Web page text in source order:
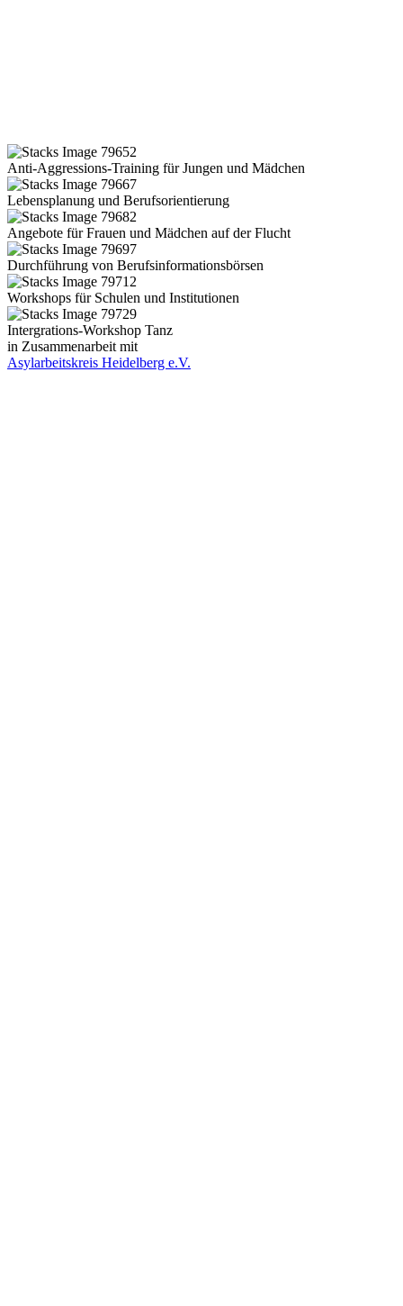
Anti-Aggressions-Training für Jungen und Mädchen
Lebensplanung und Berufsorientierung
Angebote für Frauen und Mädchen auf der Flucht
Durchführung von Berufsinformationsbörsen
Workshops für Schulen und Institutionen
Intergrations-Workshop Tanz
in Zusammenarbeit mit
Asylarbeitskreis Heidelberg e.V.